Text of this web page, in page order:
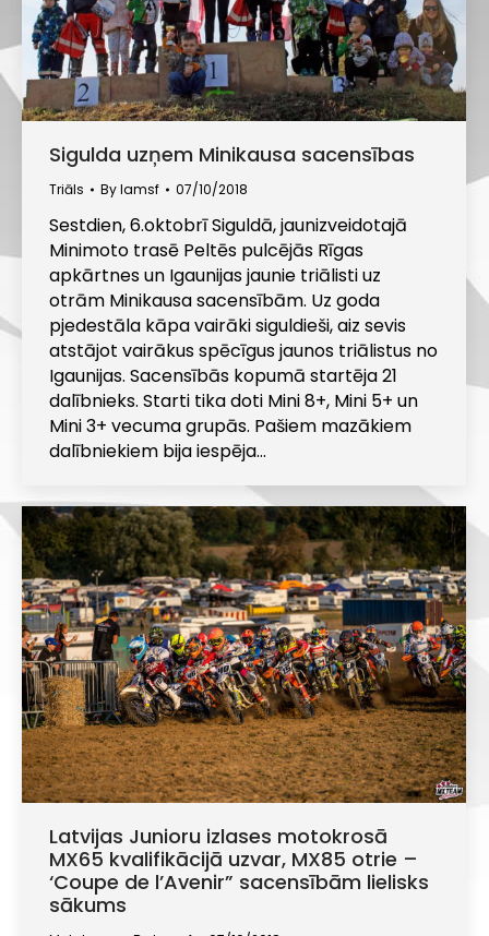
Sigulda uzņem Minikausa sacensības
Triāls Bylamsf 07/10/2018
Sestdien, 6.oktobrī Siguldā, jaunizveidotajā
Minimoto trasē Peltēs pulcējās Rīgas
apkārtnes un Igaunijas jaunie triālisti uz
otrām Minikausa sacensībām. Uz goda
pjedestāla kāpa vairāki siguldieši, aiz sevis
atstājot vairākus spēcīgus jaunos triālistus no
Igaunijas. Sacensībās kopumā startēja 21
dalībnieks. Starti tika doti Mini 8+, Mini 5+ un
Mini 3+ vecuma grupās. Pašiem mazākiem
dalībniekiem bija iespēja…
Latvijas Junioru izlases motokrosā
MX65 kvalifikācijā uzvar, MX85 otrie –
‘Coupe de l’Avenir” sacensībām lielisks
sākums